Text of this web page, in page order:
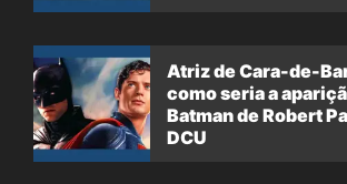
Atriz de Cara-de-
como seria a
Batman de Robert
DCU